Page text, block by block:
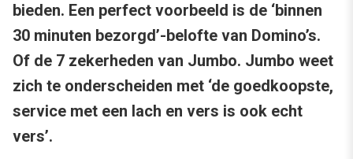
bieden. Een perfect voorbeeld is de ‘binnen
30 minuten bezorgd’-belofte van Domino’s.
Of de 7 zekerheden van Jumbo. Jumbo weet
zich te onderscheiden met ‘de goedkoopste,
service met een lach en vers is ook echt
vers’.